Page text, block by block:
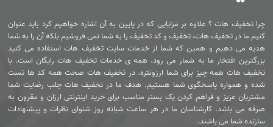
چرا تخفیف هات ؟ علاوه بر مزایایی که در پایین به آن اشاره خواهیم کرد باید عنوان
کنیم ما در تخفیف هات، تخفیف و کد تخفیف را به شما نمی فروشیم بلکه آن را به شما
هدیه می دهیم و همین که شما از خدمات سایت تخفیف هات استفاده می کنید
بزرگترین افتخار ما به شمار می رود. همه ی خدمات تخفیف هات رایگان است. با
تخفیف هات همه چیز برای شما ارزونتره. در تخفیف هات صحت همه کد ها تست
شده و همواره پاسخگوی شما هستیم. هدف ما در تخفیف هات جلب رضایت شما
مشتریان عزیز و فراهم کردن یک بستر مناسب برای خرید اینترنتی ارزان و مقرون به
صرفه می باشد. کارشناسان ما در هر ساعت شبانه روز شنوای نظرات و پیشنهادات
سازنده شما می باشند.